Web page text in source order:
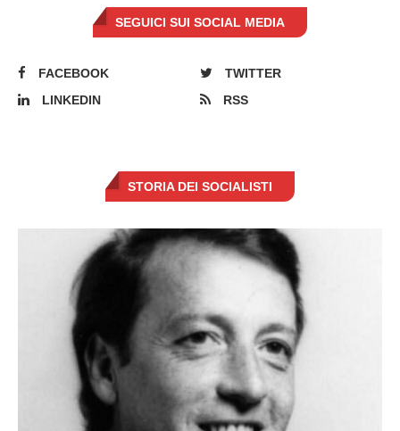
SEGUICI SUI SOCIAL MEDIA
FACEBOOK
TWITTER
LINKEDIN
RSS
STORIA DEI SOCIALISTI